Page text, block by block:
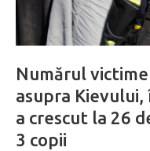
Numărul
asupra
a crescut la 26
3 copii